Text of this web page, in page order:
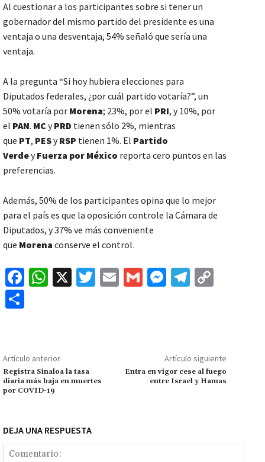
Al cuestionar a los participantes sobre si tener un
gobernador del mismo partido del presidente es una
ventaja o una desventaja, 54% señaló que sería una
ventaja.
A la pregunta “Si hoy hubiera elecciones para
Diputados federales, ¿por cuál partido votaría?”, un
50% votaría por Morena; 23%, por el PRI, y 10%, por
el PAN. MCyPRD tienen sólo 2%, mientras
que PT, PESyRSP tienen 1%. El Partido
VerdeyFuerza por México reporta cero puntos en las
preferencias.
Además, 50% de los participantes opina que lo mejor
para el país es que la oposición controle la Cámara de
Diputados, y 37% ve más conveniente
que Morena conserve el control.
Fa
o
k
W
p
p
X
T
E
G
M
ge
r
Te
m Li
n
k
p
ar
tir
Artículo anterior
Registra Sinaloa la tasa
diaria más baja en muertes
por COVID-19
Artículo siguiente
Entra en vigor cese al fuego
entre Israel y Hamas
DEJA UNA RESPUESTA